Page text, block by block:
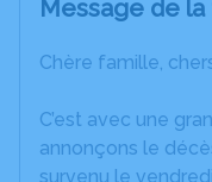
Message de
Chère famille,
C’est avec une
annonçons le
survenu le